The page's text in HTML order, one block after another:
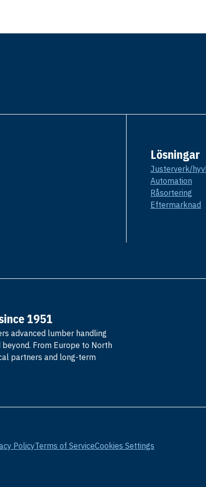
Lösningar
Justerverk/
Automation
Råsortering
Eftermarknad
1951
advanced lumber handling
From Europe to North
partners and long-term
PolicyTerms of ServiceCookies Settings